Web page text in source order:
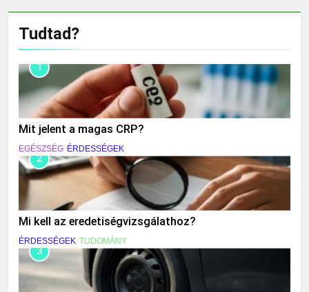
Tudtad?
1
Mit jelent a magas CRP?
EGÉSZSÉG ÉRDESSÉGEK
2
Mi kell az eredetiségvizsgálathoz?
ÉRDESSÉGEK TUDOMÁNY
3